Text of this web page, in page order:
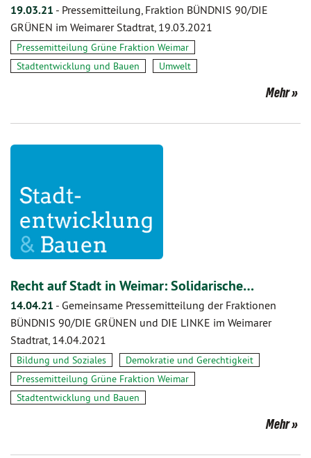
19.03.21 - Pressemitteilung, Fraktion BÜNDNIS 90/DIE
GRÜNEN im Weimarer Stadtrat, 19.03.2021
Pressemitteilung Grüne Fraktion Weimar
Stadtentwicklung und Bauen
Umwelt
Mehr
Recht auf Stadt in Weimar: Solidarische…
14.04.21 - Gemeinsame Pressemitteilung der Fraktionen
BÜNDNIS 90/DIE GRÜNEN und DIE LINKE im Weimarer
Stadtrat, 14.04.2021
Bildung und Soziales
Demokratie und Gerechtigkeit
Pressemitteilung Grüne Fraktion Weimar
Stadtentwicklung und Bauen
Mehr